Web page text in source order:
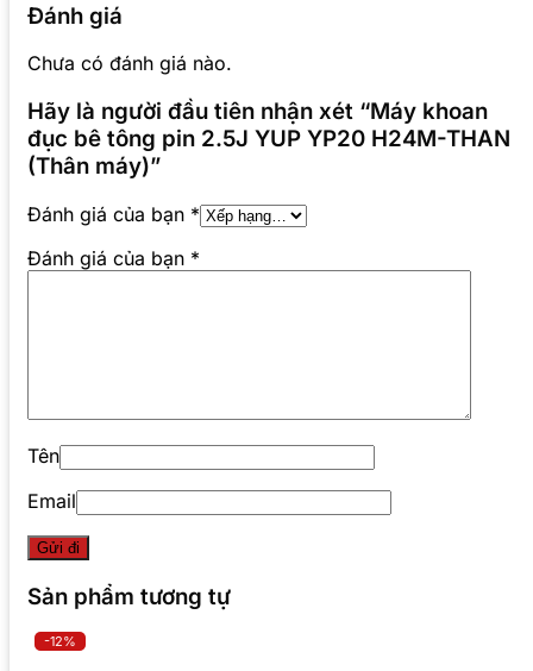
Đánh giá
Chưa có đánh giá nào.
Hãy là người đầu tiên nhận xét “Máy khoan
đục bê tông pin 2.5J YUP YP20 H24M-THAN
(Thân máy)”
Đánh giá của bạn *
Đánh giá của bạn *
Tên
Email
Sản phẩm tương tự
-12%